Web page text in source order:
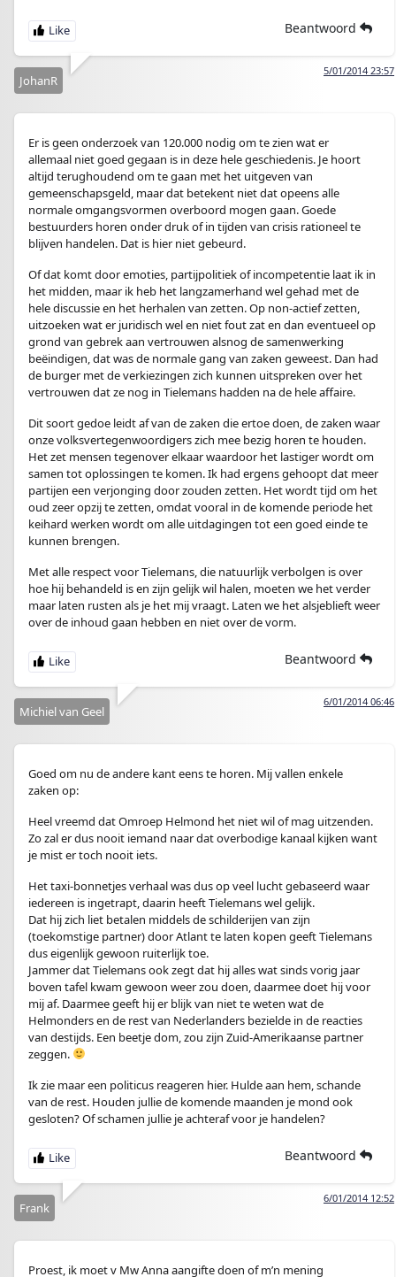
Beantwoord
5/01/2014 23:57
JohanR
Er is geen onderzoek van 120.000 nodig om te zien wat er
allemaal niet goed gegaan is in deze hele geschiedenis. Je hoort
altijd terughoudend om te gaan met het uitgeven van
gemeenschapsgeld, maar dat betekent niet dat opeens alle
normale omgangsvormen overboord mogen gaan. Goede
bestuurders horen onder druk of in tijden van crisis rationeel te
blijven handelen. Dat is hier niet gebeurd.
Of dat komt door emoties, partijpolitiek of incompetentie laat ik in
het midden, maar ik heb het langzamerhand wel gehad met de
hele discussie en het herhalen van zetten. Op non-actief zetten,
uitzoeken wat er juridisch wel en niet fout zat en dan eventueel op
grond van gebrek aan vertrouwen alsnog de samenwerking
beëindigen, dat was de normale gang van zaken geweest. Dan had
de burger met de verkiezingen zich kunnen uitspreken over het
vertrouwen dat ze nog in Tielemans hadden na de hele affaire.
Dit soort gedoe leidt af van de zaken die ertoe doen, de zaken waar
onze volksvertegenwoordigers zich mee bezig horen te houden.
Het zet mensen tegenover elkaar waardoor het lastiger wordt om
samen tot oplossingen te komen. Ik had ergens gehoopt dat meer
partijen een verjonging door zouden zetten. Het wordt tijd om het
oud zeer opzij te zetten, omdat vooral in de komende periode het
keihard werken wordt om alle uitdagingen tot een goed einde te
kunnen brengen.
Met alle respect voor Tielemans, die natuurlijk verbolgen is over
hoe hij behandeld is en zijn gelijk wil halen, moeten we het verder
maar laten rusten als je het mij vraagt. Laten we het alsjeblieft weer
over de inhoud gaan hebben en niet over de vorm.
Beantwoord
6/01/2014 06:46
Michiel van Geel
Goed om nu de andere kant eens te horen. Mij vallen enkele
zaken op:
Heel vreemd dat Omroep Helmond het niet wil of mag uitzenden.
Zo zal er dus nooit iemand naar dat overbodige kanaal kijken want
je mist er toch nooit iets.
Het taxi-bonnetjes verhaal was dus op veel lucht gebaseerd waar
iedereen is ingetrapt, daarin heeft Tielemans wel gelijk.
Dat hij zich liet betalen middels de schilderijen van zijn
(toekomstige partner) door Atlant te laten kopen geeft Tielemans
dus eigenlijk gewoon ruiterlijk toe.
Jammer dat Tielemans ook zegt dat hij alles wat sinds vorig jaar
boven tafel kwam gewoon weer zou doen, daarmee doet hij voor
mij af. Daarmee geeft hij er blijk van niet te weten wat de
Helmonders en de rest van Nederlanders bezielde in de reacties
van destijds. Een beetje dom, zou zijn Zuid-Amerikaanse partner
zeggen.
Ik zie maar een politicus reageren hier. Hulde aan hem, schande
van de rest. Houden jullie de komende maanden je mond ook
gesloten? Of schamen jullie je achteraf voor je handelen?
Beantwoord
6/01/2014 12:52
Frank
Proest, ik moet v Mw Anna aangifte doen of m’n mening